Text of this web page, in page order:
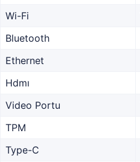
Wi-Fi
Bluetooth
Ethernet
Hdmı
Video Portu
TPM
Type-C